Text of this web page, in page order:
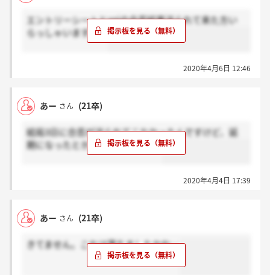
エントリーシートとspiの合否結果送られて来た方い
らっしゃいますか？
2020年4月6日 12:46
あー さん (21卒)
結局3日に合否が送られてこなかったんですけど、延
期になったとかありえますかね？
2020年4月4日 17:39
あー さん (21卒)
きてません。これは落ちましたかね…